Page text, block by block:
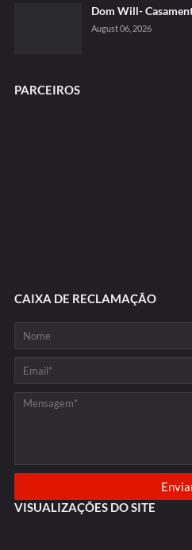
Dom Will-
August 06, 2026
PARCEIROS
CAIXA DE RECLAMAÇÃO
VISUALIZAÇÕES DO SITE